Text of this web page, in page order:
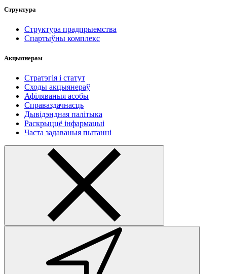
Структура
Структура прадпрыемства
Спартыўны комплекс
Акцыянерам
Стратэгія і статут
Сходы акцыянераў
Афіляваныя асобы
Справаздачнасць
Дывідэндная палітыка
Раскрыццё інфармацыі
Часта задаваныя пытанні